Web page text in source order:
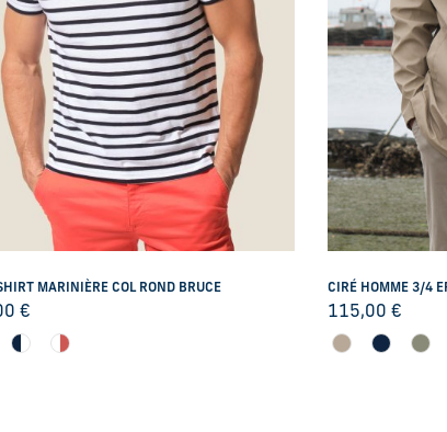
MARINIÈRE COL ROND BRUCE
€
CIRÉ HOMME 3/4
115,00 €